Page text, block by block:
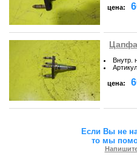
цена:
Внутр.
Артикул
цена:
Если Вы не
то мы